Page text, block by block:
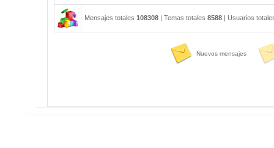
Mensajes totales 108308| Temas totales 8588| Usuarios
Nuevos mensajes